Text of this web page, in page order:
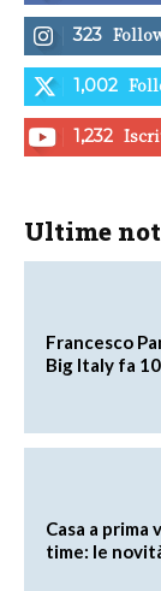
323
1,002
1,232
Ultime
Francesco
Big Italy fa
Casa a prima
time: le